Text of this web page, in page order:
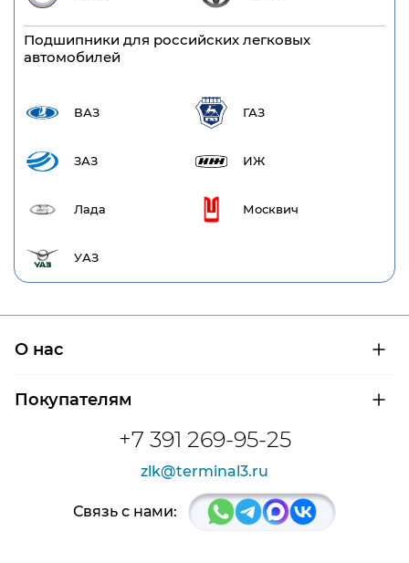
Подшипники для российских легковых
автомобилей
ВАЗ ГАЗ
ЗАЗ ИЖ
Лада Москвич
УАЗ
+7 391 269-95-25
zlk@terminal3.ru
О нас
Сертификаты на продукцию
Покупателям
Доставка и оплата
Расшифровка маркировки подшипников
Связь с нами: